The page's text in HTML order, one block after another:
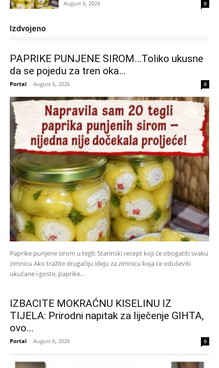
August 6, 2026 0
Izdvojeno
PAPRIKE PUNJENE SIROM…Toliko ukusne
da se pojedu za tren oka…
Portal - August 6, 2026 0
Paprike punjene sirom u tegli: Starinski recept koji će obogatiti svaku
zimnicu Ako tražite drugačiju ideju za zimnicu koja će oduševiti
ukućane i goste, paprike...
IZBACITE MOKRAĆNU KISELINU IZ
TIJELA: Prirodni napitak za liječenje GIHTA,
ovo...
Portal - August 6, 2026 0